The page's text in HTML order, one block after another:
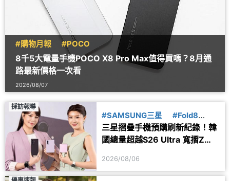
#購物月報 #POCO
8千5大電量手機POCO X8 Pro Max值得買嗎？8月通
路最新價格一次看
2026/08/07
採訪報導
#SAMSUNG三星
#Fold8
#Flip8
三星摺疊手機預購刷新紀錄！韓
國總量超越S26 Ultra 寬摺Z
2026/08/06